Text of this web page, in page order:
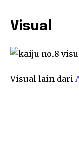
Visual
Visual lain dari